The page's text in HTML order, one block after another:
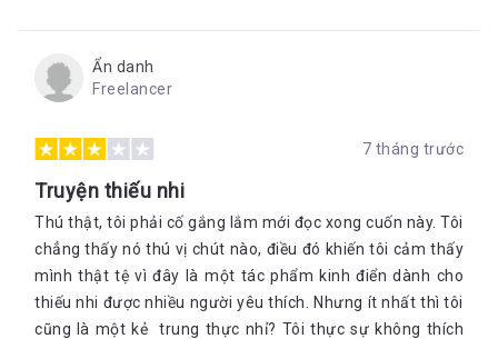
Ẩn danh
Freelancer
7 tháng trước
Truyện thiếu nhi
Thú thật, tôi phải cố gắng lắm mới đọc xong cuốn này. Tôi
chẳng thấy nó thú vị chút nào, điều đó khiến tôi cảm thấy
mình thật tệ vì đây là một tác phẩm kinh điển dành cho
thiếu nhi được nhiều người yêu thích. Nhưng ít nhất thì tôi
cũng là một kẻ trung thực nhỉ? Tôi thực sự không thích